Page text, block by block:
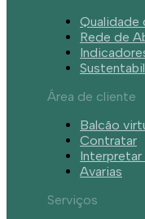
Qualidade
Rede de
Área de cliente
Balcão
Contratar
Interpretar
Avarias
Serviços